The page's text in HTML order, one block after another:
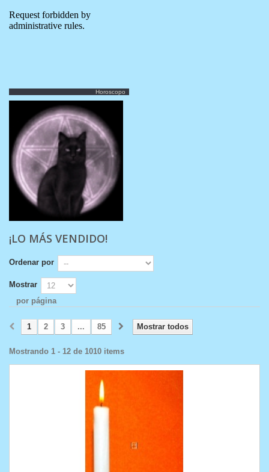
Horoscopo
¡LO MÁS VENDIDO!
Ordenar por
Mostrar
por página
Mostrar todos
1 2 3 ... 85
Mostrando 1 - 12 de 1010 items